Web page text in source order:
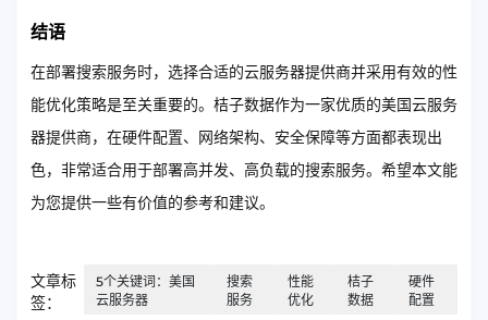
结语
在部署搜索服务时，选择合适的云服务器提供商并采用有效的性
能优化策略是至关重要的。桔子数据作为一家优质的美国云服务
器提供商，在硬件配置、网络架构、安全保障等方面都表现出
色，非常适合用于部署高并发、高负载的搜索服务。希望本文能
为您提供一些有价值的参考和建议。
文章标
签：
5个关键词：美国
云服务器
搜索
服务
性能
优化
桔子
数据
硬件
配置